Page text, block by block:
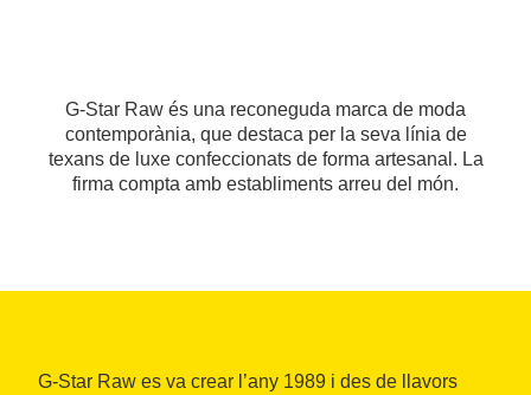
G-Star Raw és una reconeguda marca de moda
contemporània, que destaca per la seva línia de
texans de luxe confeccionats de forma artesanal. La
firma compta amb establiments arreu del món.
G-Star Raw es va crear l’any 1989 i des de llavors